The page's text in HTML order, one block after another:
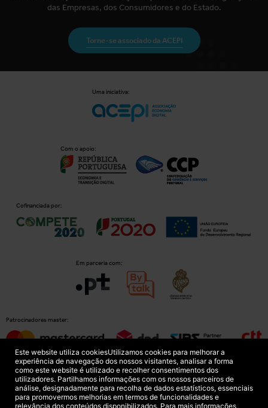
das Empresas, dos Consumidores e do Estado.
Torne-se associado da ACEPI
Uma iniciativa:
Com o apoio:
Cofinanciada por:
Em parceria com:
Patrocinadores master:
Patrocinadores principais:
Este website utiliza cookiesUtilizamos cookies para melhorar a
experiência de navegação dos nossos visitantes, analisar a forma
como este website é utilizado e recolher consentimentos dos
utilizadores. Partilhamos informações com os nossos parceiros de
análise, designadamente para recolha de dados estatísticos, essenciais
para promovermos melhorias em termos de funcionalidades e
relevância dos conteúdos disponibilizados. Para mais informações